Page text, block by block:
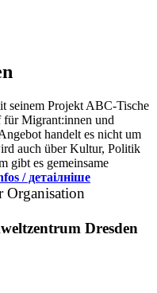
seinem Projekt ABC-Tische
für Migrant:innen und
handelt es nicht um
auch über Kultur, Politik
gibt es gemeinsame
/ детаілніше
Organisation
Dresden